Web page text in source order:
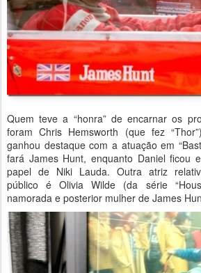
Quem teve a “honra” de encarnar os
foram Chris Hemsworth (que fez
ganhou destaque com a atuação em
fará James Hunt, enquanto Daniel ficou
papel de Niki Lauda. Outra atriz
público é Olivia Wilde (da série
namorada e posterior mulher de James